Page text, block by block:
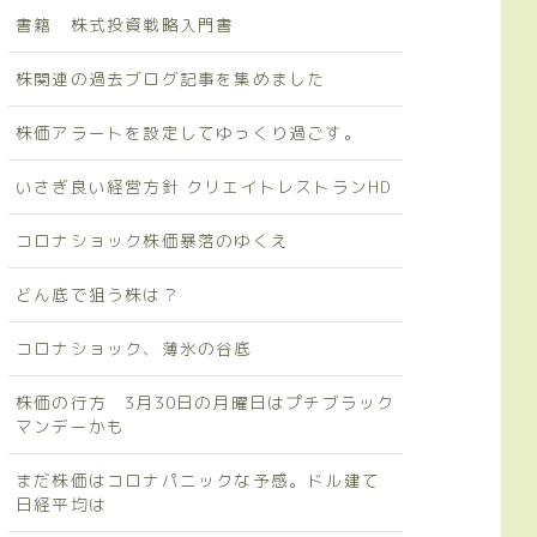
書籍 株式投資戦略入門書
株関連の過去ブログ記事を集めました
株価アラートを設定してゆっくり過ごす。
いさぎ良い経営方針 クリエイトレストランHD
コロナショック株価暴落のゆくえ
どん底で狙う株は？
コロナショック、薄氷の谷底
株価の行方 3月30日の月曜日はプチブラック
マンデーかも
まだ株価はコロナパニックな予感。ドル建て
日経平均は